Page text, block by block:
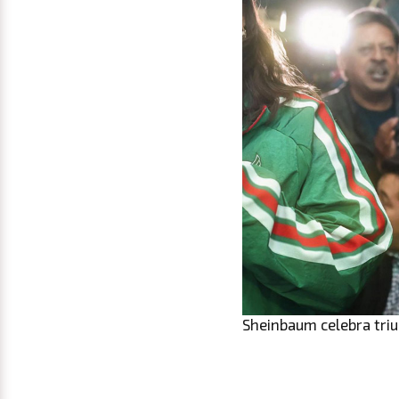
Sheinbaum celebra